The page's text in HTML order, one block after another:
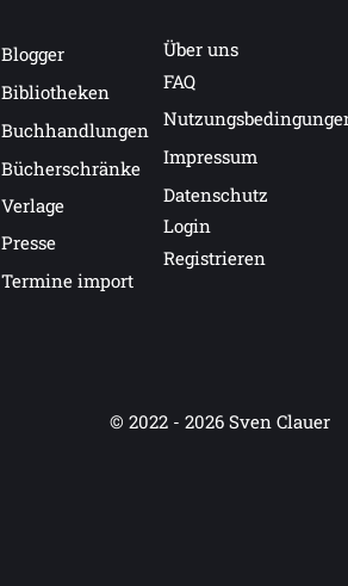
Blogger
Bibliotheken
Buchhandlungen
Bücherschränke
Verlage
Presse
Termine import
Über uns
FAQ
Impressum
Datenschutz
Login
Registrieren
© 2022 - 2026 Sven Clauer